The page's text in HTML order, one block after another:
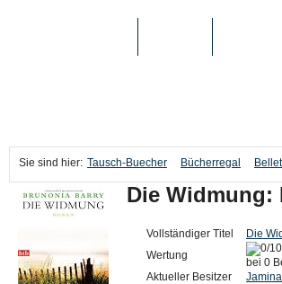
Sie sind hier: Tausch-Buecher Bücherregal
Die Widmung:
Vollständiger Titel
Die
Wertung
bei 0
Aktueller Besitzer